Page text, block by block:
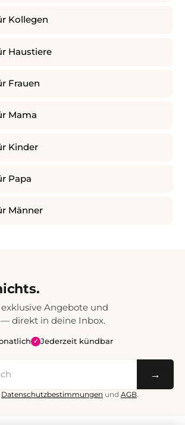
Kollegen
Haustiere
Frauen
Mama
Kinder
Papa
Männer
Angebote und
direkt in deine Inbox.
✓ Jederzeit kündbar
→
Datenschutzbestimmungen und AGB.